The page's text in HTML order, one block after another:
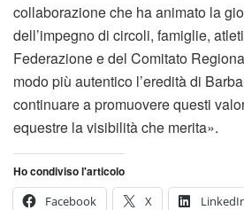
collaborazione che ha animato la
dell’impegno di circoli, famiglie,
Federazione e del Comitato
modo più autentico l’eredità di
continuare a promuovere questi
equestre la visibilità che merita».
Ho condiviso l'articolo
Facebook
X